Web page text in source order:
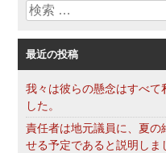
ー
検
最近の投稿
我々は彼らの懸念はすべて
した。
責任者は地元議員に、夏の
せる予定であると説明しま